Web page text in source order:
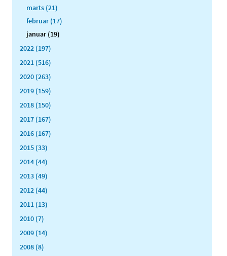
marts (21)
februar (17)
januar (19)
2022 (197)
2021 (516)
2020 (263)
2019 (159)
2018 (150)
2017 (167)
2016 (167)
2015 (33)
2014 (44)
2013 (49)
2012 (44)
2011 (13)
2010 (7)
2009 (14)
2008 (8)